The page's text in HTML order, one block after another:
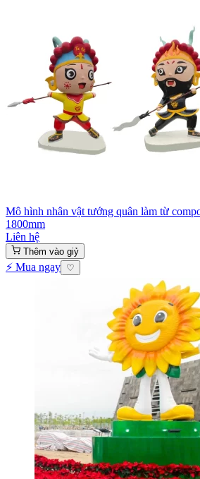
Mô hình nhân vật tướng quân làm từ
1800mm
Liên hệ
Thêm vào giỷ
⚡ Mua ngay ♡